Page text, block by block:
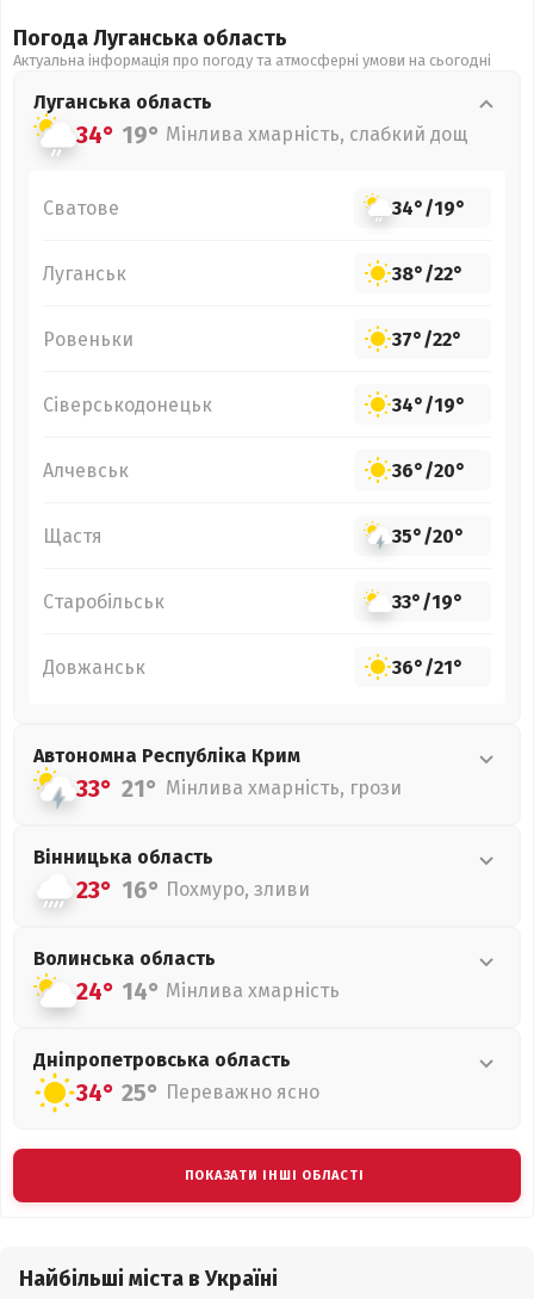
Погода Луганська область
Актуальна інформація про погоду та атмосферні умови на сьогодні
Луганська область
34° 19° Мінлива хмарність, слабкий дощ
Сватове 34°/19°
Луганськ 38°/22°
Ровеньки 37°/22°
Сіверськодонецьк 34°/19°
Алчевськ 36°/20°
Щастя 35°/20°
Старобільськ 33°/19°
Довжанськ 36°/21°
Автономна Республіка Крим
33° 21° Мінлива хмарність, грози
Вінницька область
23° 16° Похмуро, зливи
Волинська область
24° 14° Мінлива хмарність
Дніпропетровська область
34° 25° Переважно ясно
ПОКАЗАТИ ІНШІ ОБЛАСТІ
Найбільші міста в Україні